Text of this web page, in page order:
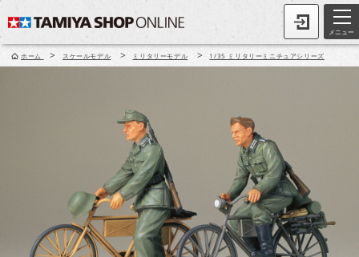
メニュー
ホーム > スケールモデル > ミリタリーモデル > 1/35 ミリタリーミニチュアシリーズ